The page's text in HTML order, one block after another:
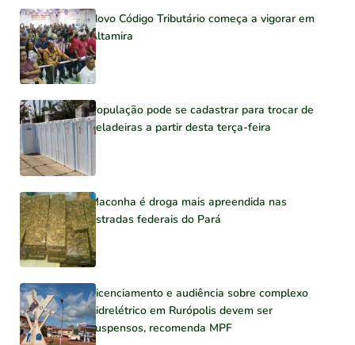
Novo Código Tributário começa a vigorar em
Altamira
População pode se cadastrar para trocar de
geladeiras a partir desta terça-feira
Maconha é droga mais apreendida nas
estradas federais do Pará
Licenciamento e audiência sobre complexo
hidrelétrico em Rurópolis devem ser
suspensos, recomenda MPF